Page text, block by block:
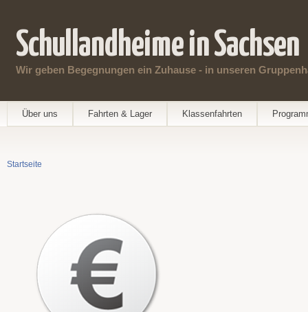
Schullandheime in Sachsen
Wir geben Begegnungen ein Zuhause - in unseren
Hauptmenü
Über uns Fahrten & Lager Klassenfahrten
Startseite